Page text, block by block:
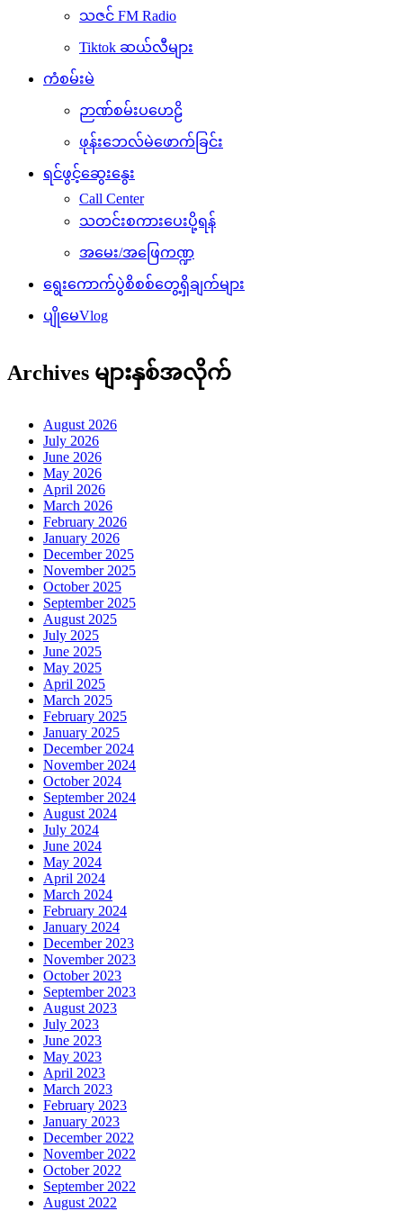
သဇင် FM Radio
Tiktok ဆယ်လီများ
ကံစမ်းမဲ
ဉာဏ်စမ်းပဟေဠိ
ဖုန်းဘေလ်မဲဖောက်ခြင်း
ရင်ဖွင့်ဆွေးနွေး
Call Center
သတင်းစကားပေးပို့ရန်
အမေး/အဖြေကဏ္ဍ
ရွေးကောက်ပွဲစိစစ်တွေ့ရှိချက်များ
ပျိုမေVlog
Archives များနှစ်အလိုက်
August 2026
July 2026
June 2026
May 2026
April 2026
March 2026
February 2026
January 2026
December 2025
November 2025
October 2025
September 2025
August 2025
July 2025
June 2025
May 2025
April 2025
March 2025
February 2025
January 2025
December 2024
November 2024
October 2024
September 2024
August 2024
July 2024
June 2024
May 2024
April 2024
March 2024
February 2024
January 2024
December 2023
November 2023
October 2023
September 2023
August 2023
July 2023
June 2023
May 2023
April 2023
March 2023
February 2023
January 2023
December 2022
November 2022
October 2022
September 2022
August 2022